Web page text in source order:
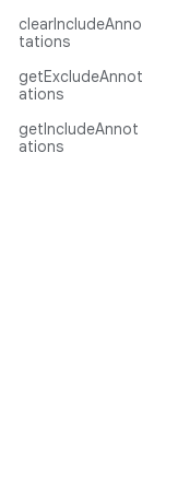
clearIncludeAnno
tations
getExcludeAnnot
ations
getIncludeAnnot
ations